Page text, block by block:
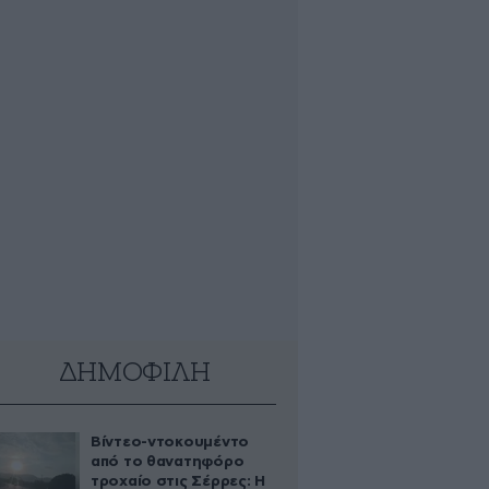
ΔΗΜΟΦΙΛΗ
Βίντεο-ντοκουμέντο
από το θανατηφόρο
τροχαίο στις Σέρρες: Η